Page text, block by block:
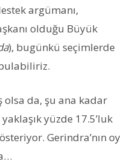
argümanı,
olduğu Büyük
), bugünkü seçimlerde
olsa da, şu ana kadar
yüzde 17.5’luk
Gerindra’nın oy